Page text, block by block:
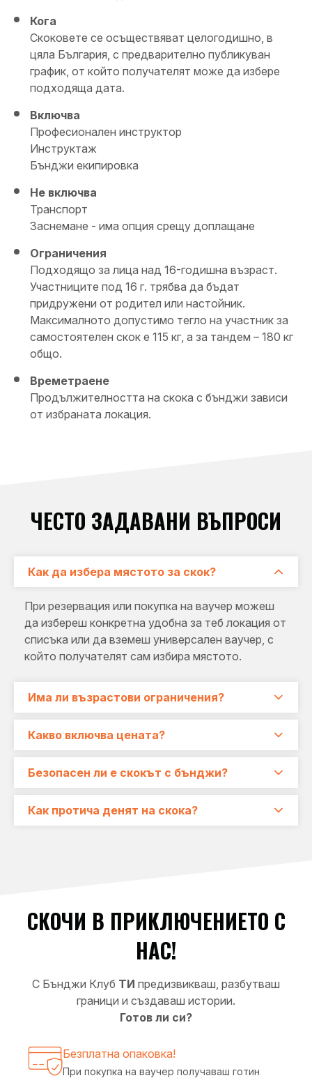
Кога
Скоковете се осъществяват целогодишно, в
цяла България, с предварително публикуван
график, от който получателят може да избере
подходяща дата.
Включва
Професионален инструктор
Инструктаж
Бънджи екипировка
Не включва
Транспорт
Заснемане - има опция срещу доплащане
Ограничения
Подходящо за лица над 16-годишна възраст.
Участниците под 16 г. трябва да бъдат
придружени от родител или настойник.
Максималното допустимо тегло на участник за
самостоятелен скок е 115 кг, а за тандем – 180 кг
общо.
Времетраене
Продължителността на скока с бънджи зависи
от избраната локация.
ЧЕСТО ЗАДАВАНИ ВЪПРОСИ
Как да избера мястото за скок?
При резервация или покупка на ваучер можеш
да избереш конкретна удобна за теб локация от
списъка или да вземеш универсален ваучер, с
който получателят сам избира мястото.
Има ли възрастови ограничения?
Подходящо е за лица над 16 г. За непълнолетни
се изисква присъствие или писмено съгласие от
родител или настойник.
Какво включва цената?
Цената включва пълна екипировка, инструктаж
от професионален инструктор, самият скок и
цялата необходима организация на място.
Безопасен ли е скокът с бънджи?
Да! Екипировката е сертифицирана, а
инструкторите са с дългогодишен опит и
Как протича денят на скока?
СКОЧИ В ПРИКЛЮЧЕНИЕТО С
НАС!
С Бънджи Клуб ТИ предизвикваш, разбутваш
граници и създаваш истории.
Готов ли си?
Безплатна опаковка!
При покупка на ваучер получаваш готин